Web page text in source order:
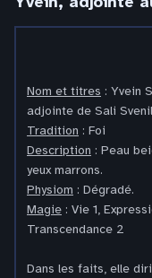
Nom et titres : Yvein
adjointe de Sali
Tradition : Foi
Description : Peau
yeux marrons.
Physiom : Dégradé.
Magie : Vie 1,
Transcendance 2
Dans les faits, elle